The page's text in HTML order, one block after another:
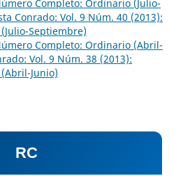
Completo: Ordinario (Julio-
Conrado: Vol. 9 Núm. 40 (2013):
Septiembre)
Completo: Ordinario (Abril-
Vol. 9 Núm. 38 (2013):
Junio)
RC